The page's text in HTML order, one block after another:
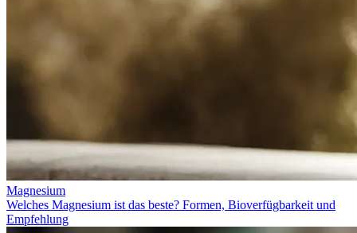
Magnesium
Welches Magnesium ist das beste? Formen, Bioverfügbarkeit und
Empfehlung